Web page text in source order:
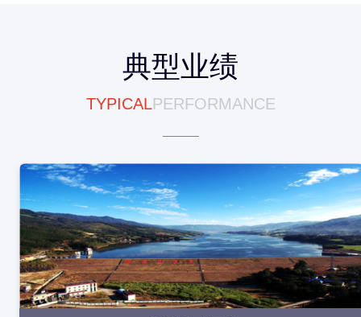
典型业绩
TYPICALPERFORMANCE
点击查看
点击查看